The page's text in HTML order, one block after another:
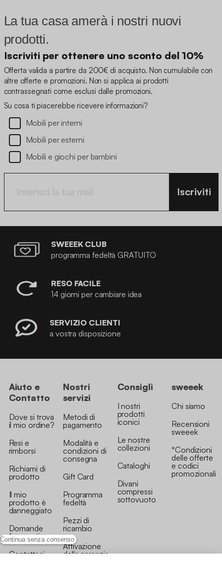
Continua senza consenso
La tua casa amerà i nostri nuovi
prodotti.
Iscriviti per ottenere uno sconto del 10%
Offerta valida a partire da 200€ di acquisto. Non cumulabile con
altre offerte e promozioni. Non si applica ai prodotti
contrassegnati come esclusi dalle promozioni.
Su cosa ti piacerebbe ricevere informazioni?
Mobili per interni
Mobili per esterni
Mobili e giochi per bambini
Iscriviti
SWEEEK CLUB
programma fedeltà GRATUITO
RESO FACILE
14 giorni per cambiare idea
SERVIZIO CLIENTI
a vostra disposizione
Aiuto e
Contatto
Dove si trova
il mio ordine?
Resi e
rimborsi
Richiami di
prodotto
Il mio
prodotto è
danneggiato
Domande
frequenti
Contattaci
Nostri
servizi
Metodi di
pagamento
Modalità e
condizioni di
consegna
Gift Card
Programma
fedeltà
Pezzi di
ricambio
Attivazione
della garanzia
Consigli
I nostri
prodotti
iconici
Le nostre
collezioni
Cataloghi
Divani
compressi
sottovuoto
sweeek
Chi siamo
Recensioni
sweeek
*Condizioni
delle offerte
e codici
promozionali